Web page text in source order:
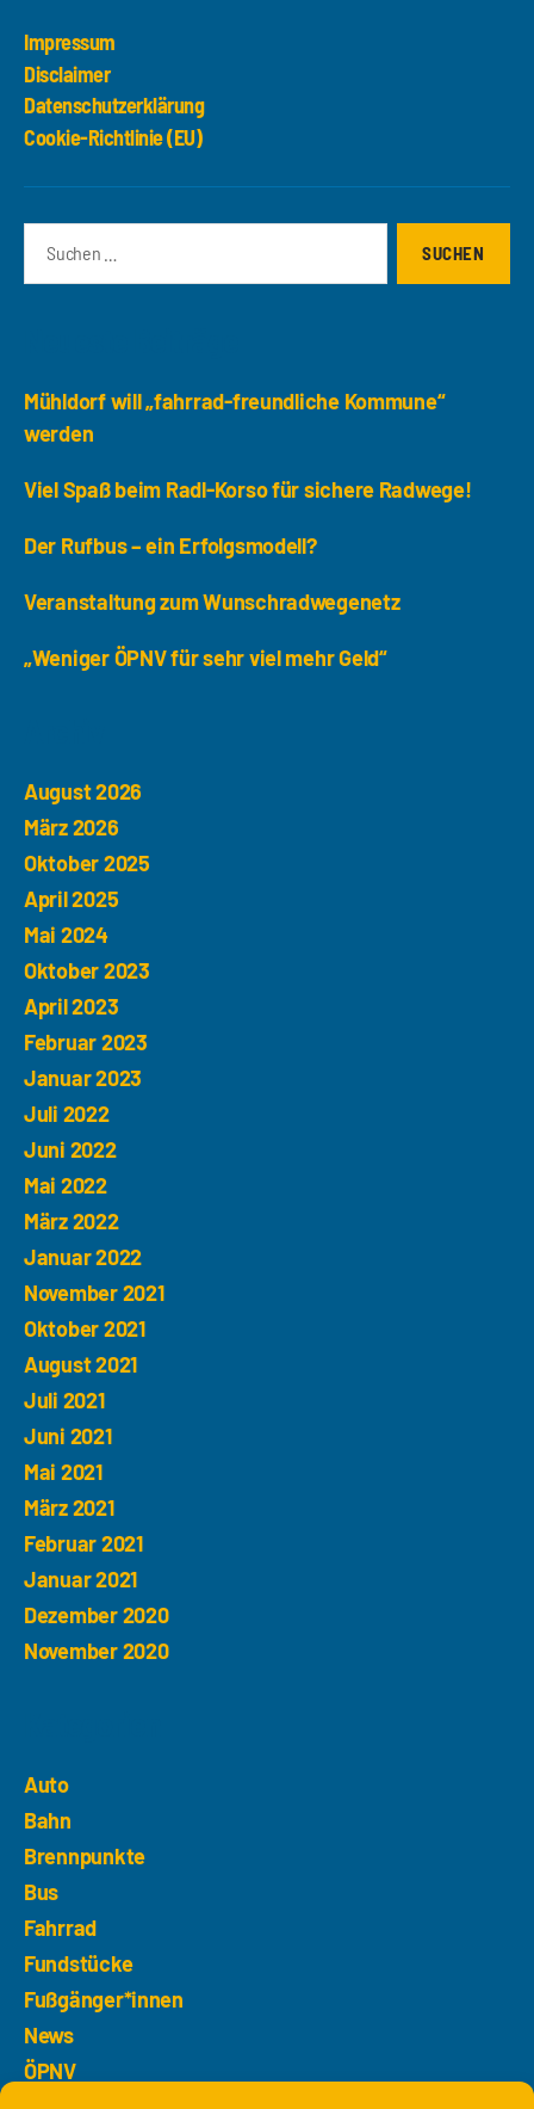
Impressum
Disclaimer
Datenschutzerklärung
Cookie-Richtlinie (EU)
nach:
Mühldorf will „fahrrad-freundliche Kommune“
werden
Viel Spaß beim Radl-Korso für sichere Radwege!
Der Rufbus – ein Erfolgsmodell?
Veranstaltung zum Wunschradwegenetz
„Weniger ÖPNV für sehr viel mehr Geld“
August 2026
März 2026
Oktober 2025
April 2025
Mai 2024
Oktober 2023
April 2023
Februar 2023
Januar 2023
Juli 2022
Juni 2022
Mai 2022
März 2022
Januar 2022
November 2021
Oktober 2021
August 2021
Juli 2021
Juni 2021
Mai 2021
März 2021
Februar 2021
Januar 2021
Dezember 2020
November 2020
Auto
Bahn
Brennpunkte
Bus
Fahrrad
Fundstücke
Fußgänger*innen
News
ÖPNV